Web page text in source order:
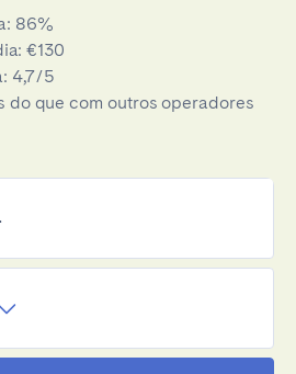
86%
€130
4,7/5
do que com outros operadores